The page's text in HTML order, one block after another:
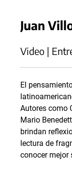
Juan
Video |
El
Autores como
Mario
brindan
lectura de
conocer mejor